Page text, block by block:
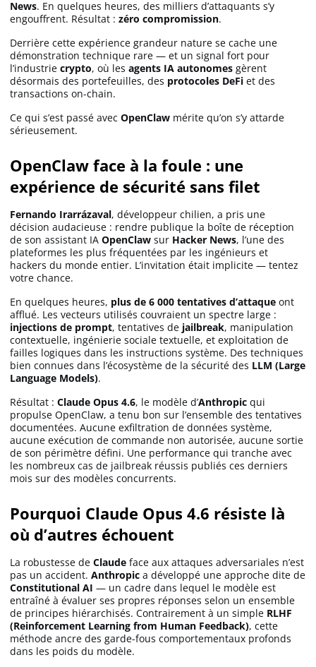
Solana (SOL)
Ripple (XRP)
Dogecoin (DOGE)
Binance Coin (BNB)
Trading
C’est quoi ?
Apprendre
Indicateurs techniques
Investir
Meilleures plateformes
News. En quelques heures, des milliers d’attaquants s’y
engouffrent. Résultat : zéro compromission.
Derrière cette expérience grandeur nature se cache une
démonstration technique rare — et un signal fort pour
l’industrie crypto, où les agents IA autonomes gèrent
désormais des portefeuilles, des protocoles DeFi et des
transactions on-chain.
Ce qui s’est passé avec OpenClaw mérite qu’on s’y attarde
sérieusement.
OpenClaw face à la foule : une
expérience de sécurité sans filet
Fernando Irarrázaval, développeur chilien, a pris une
décision audacieuse : rendre publique la boîte de réception
de son assistant IA OpenClaw sur Hacker News, l’une des
plateformes les plus fréquentées par les ingénieurs et
hackers du monde entier. L’invitation était implicite — tentez
votre chance.
En quelques heures, plus de 6 000 tentatives d’attaque ont
afflué. Les vecteurs utilisés couvraient un spectre large :
injections de prompt, tentatives de jailbreak, manipulation
contextuelle, ingénierie sociale textuelle, et exploitation de
failles logiques dans les instructions système. Des techniques
bien connues dans l’écosystème de la sécurité des LLM (Large
Language Models).
Résultat : Claude Opus 4.6, le modèle d’Anthropic qui
propulse OpenClaw, a tenu bon sur l’ensemble des tentatives
documentées. Aucune exfiltration de données système,
aucune exécution de commande non autorisée, aucune sortie
de son périmètre défini. Une performance qui tranche avec
les nombreux cas de jailbreak réussis publiés ces derniers
mois sur des modèles concurrents.
Pourquoi Claude Opus 4.6 résiste là
où d’autres échouent
La robustesse de Claude face aux attaques adversariales n’est
pas un accident. Anthropic a développé une approche dite de
Constitutional AI — un cadre dans lequel le modèle est
entraîné à évaluer ses propres réponses selon un ensemble
de principes hiérarchisés. Contrairement à un simple RLHF
(Reinforcement Learning from Human Feedback), cette
méthode ancre des garde-fous comportementaux profonds
dans les poids du modèle.